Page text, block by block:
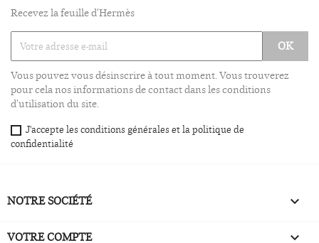
Recevez la feuille d'Hermès
Vous pouvez vous désinscrire à tout moment. Vous trouverez
pour cela nos informations de contact dans les conditions
d'utilisation du site.
J'accepte les conditions générales et la politique de
confidentialité
NOTRE SOCIÉTÉ 
VOTRE COMPTE 